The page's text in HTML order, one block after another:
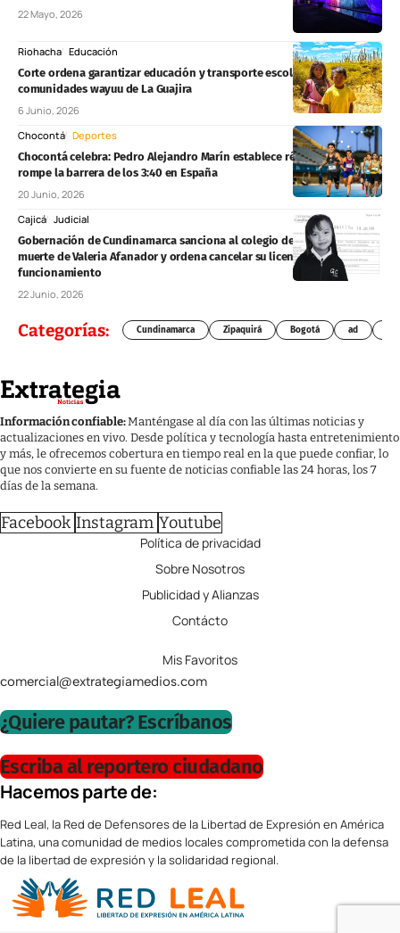
22 Mayo, 2026
Riohacha Educación
Corte ordena garantizar educación y transporte escolar a
comunidades wayuu de La Guajira
6 Junio, 2026
Chocontá Deportes
Chocontá celebra: Pedro Alejandro Marín establece récord nacional y
rompe la barrera de los 3:40 en España
20 Junio, 2026
Cajicá Judicial
Gobernación de Cundinamarca sanciona al colegio de Cajicá por la
muerte de Valeria Afanador y ordena cancelar su licencia de
funcionamiento
22 Junio, 2026
Categorías: Cundinamarca Zipaquirá Bogotá ad
Información confiable:Manténgase al día con las últimas noticias y
actualizaciones en vivo. Desde política y tecnología hasta entretenimiento
y más, le ofrecemos cobertura en tiempo real en la que puede confiar, lo
que nos convierte en su fuente de noticias confiable las 24 horas, los 7
días de la semana.
Facebook Instagram Youtube
Política de privacidad
Sobre Nosotros
Publicidad y Alianzas
Contácto
Mis Favoritos
comercial@extrategiamedios.com
¿Quiere pautar? Escríbanos
Escriba al reportero ciudadano
Hacemos parte de:
Red Leal, la Red de Defensores de la Libertad de Expresión en América
Latina, una comunidad de medios locales comprometida con la defensa
de la libertad de expresión y la solidaridad regional.